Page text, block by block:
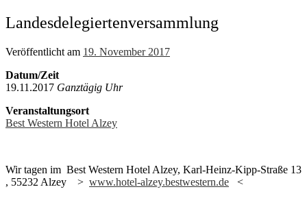
Landesdelegiertenversammlung
Veröffentlicht am 19. November 2017
Datum/Zeit
19.11.2017 Ganztägig Uhr
Veranstaltungsort
Best Western Hotel Alzey
Wir tagen im Best Western Hotel Alzey, Karl-Heinz-Kipp-Straße 13
, 55232 Alzey > www.hotel-alzey.bestwestern.de <